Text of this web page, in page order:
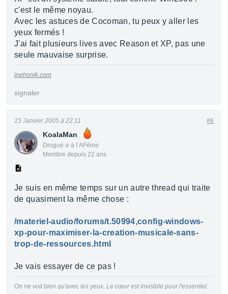
c'est le même noyau.
Avec les astuces de Cocoman, tu peux y aller les
yeux fermés !
J'ai fait plusieurs lives avec Reason et XP, pas une
seule mauvaise surprise.
inphonik.com
signaler
KoalaMan
Drogué·e à l’AFéine
Membre depuis 22 ans
15 Janvier 2005 à 22:11 #6
Je suis en même temps sur un autre thread qui traite
de quasiment la même chose :
/materiel-audio/forums/t.50994,config-windows-
xp-pour-maximiser-la-creation-musicale-sans-
trop-de-ressources.html
Je vais essayer de ce pas !
On ne voit bien qu'avec les yeux. Le cœur est invisible pour l'essentiel.